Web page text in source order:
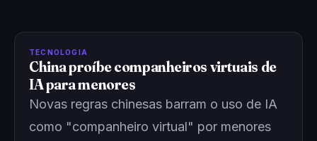
TECNOLOGIA
China proíbe companheiros virtuais de
IA para menores
Novas regras chinesas barram o uso de IA
como "companheiro virtual" por menores